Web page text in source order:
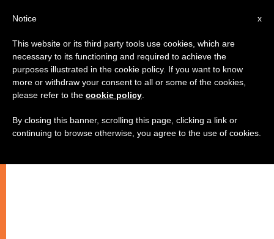
x
Notice
This website or its third party tools use cookies, which are
necessary to its functioning and required to achieve the
purposes illustrated in the cookie policy. If you want to know
more or withdraw your consent to all or some of the cookies,
please refer to the cookie policy
By closing this banner, scrolling this page, clicking a link or
continuing to browse otherwise, you agree to the use of cookies.